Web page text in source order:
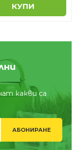
КУПИ
какви са
АБОНИРАНЕ